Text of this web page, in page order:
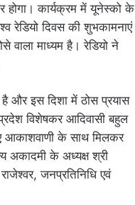
कार्यक्रम में यूनेस्को के
रेडियो दिवस की शुभकामनाएं
वाला माध्यम है। रेडियो ने
और इस दिशा में ठोस प्रयास
प्रदेश विशेषकर आदिवासी बहुल
आकाशवाणी के साथ मिलकर
अकादमी के अध्यक्ष श्री
जनप्रतिनिधि एवं